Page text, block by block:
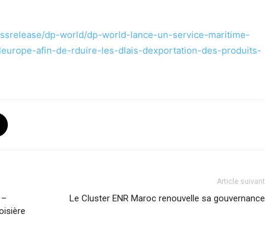
dp-world/dp-world-lance-un-service-maritime-
afin-de-rduire-les-dlais-dexportation-des-produits-
Article suivant
Le Cluster ENR Maroc renouvelle sa gouvernance